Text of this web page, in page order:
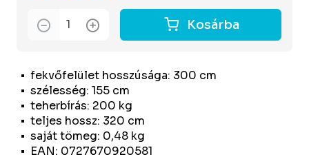
fekvőfelület hosszúsága: 300 cm
szélesség: 155 cm
teherbírás: 200 kg
teljes hossz: 320 cm
saját tömeg: 0,48 kg
EAN: 0727670920581
Kosárba